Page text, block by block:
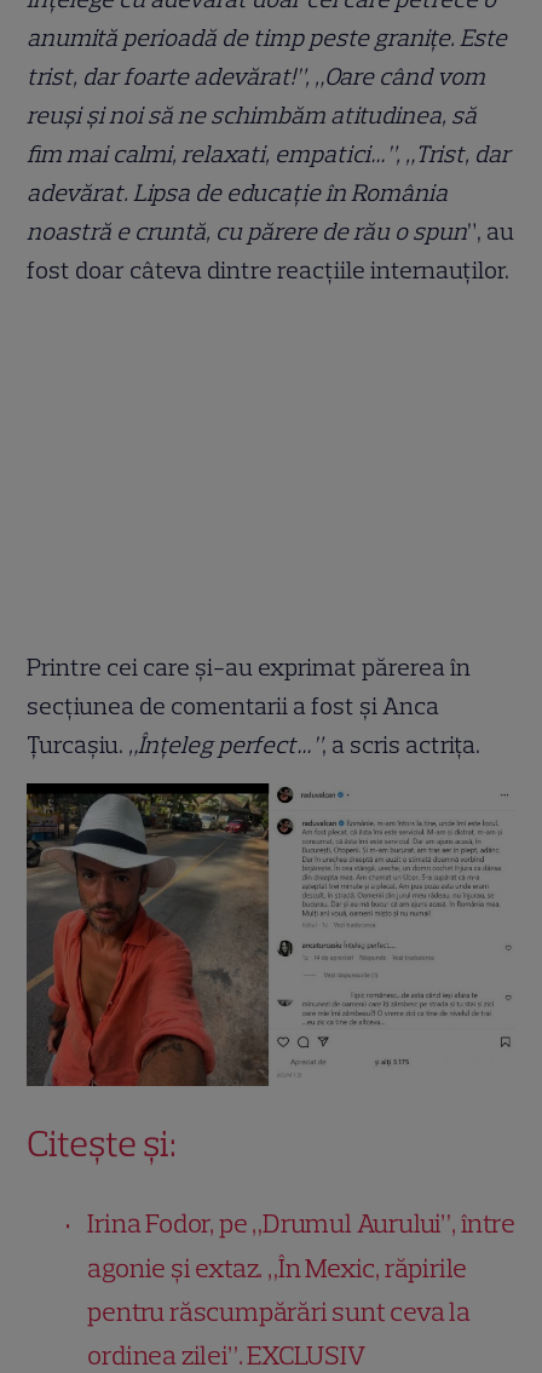
anumită perioadă de timp peste granițe. Este
trist, dar foarte adevărat!”, „Oare când vom
reuși și noi să ne schimbăm atitudinea, să
fim mai calmi, relaxati, empatici…”, „Trist, dar
adevărat. Lipsa de educație în România
noastră e cruntă, cu părere de rău o spun”, au
fost doar câteva dintre reacțiile internauților.
Printre cei care și-au exprimat părerea în
secțiunea de comentarii a fost și Anca
Țurcașiu. „Înțeleg perfect…”, a scris actrița.
Citește și:
Irina Fodor, pe „Drumul Aurului”, între
agonie și extaz. „În Mexic, răpirile
pentru răscumpărări sunt ceva la
ordinea zilei”. EXCLUSIV